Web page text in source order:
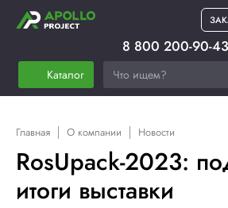
Каталог
8 800 200-90-43
Главная О компании Новости
RosUpack-2023:
итоги выставки